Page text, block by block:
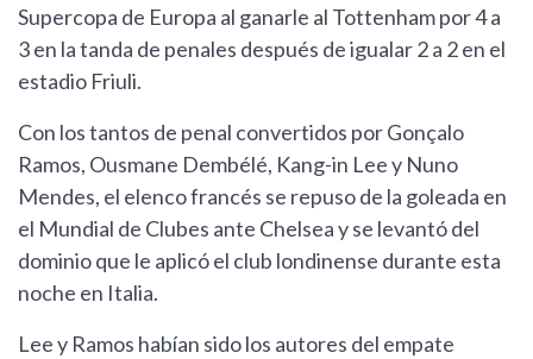
Supercopa de Europa al ganarle al Tottenham por 4 a
3 en la tanda de penales después de igualar 2 a 2 en el
estadio Friuli.
Con los tantos de penal convertidos por Gonçalo
Ramos, Ousmane Dembélé, Kang-in Lee y Nuno
Mendes, el elenco francés se repuso de la goleada en
el Mundial de Clubes ante Chelsea y se levantó del
dominio que le aplicó el club londinense durante esta
noche en Italia.
Lee y Ramos habían sido los autores del empate